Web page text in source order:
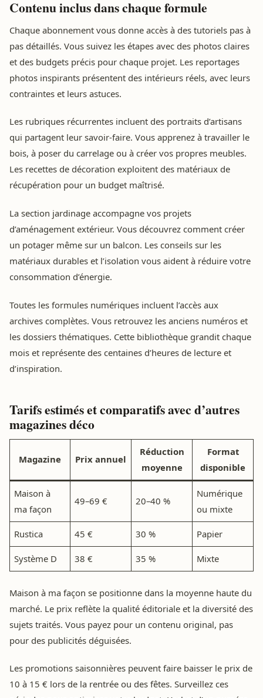
Contenu inclus dans chaque formule
Chaque abonnement vous donne accès à des tutoriels pas à
pas détaillés. Vous suivez les étapes avec des photos claires
et des budgets précis pour chaque projet. Les reportages
photos inspirants présentent des intérieurs réels, avec leurs
contraintes et leurs astuces.
Les rubriques récurrentes incluent des portraits d’artisans
qui partagent leur savoir-faire. Vous apprenez à travailler le
bois, à poser du carrelage ou à créer vos propres meubles.
Les recettes de décoration exploitent des matériaux de
récupération pour un budget maîtrisé.
La section jardinage accompagne vos projets
d’aménagement extérieur. Vous découvrez comment créer
un potager même sur un balcon. Les conseils sur les
matériaux durables et l’isolation vous aident à réduire votre
consommation d’énergie.
Toutes les formules numériques incluent l’accès aux
archives complètes. Vous retrouvez les anciens numéros et
les dossiers thématiques. Cette bibliothèque grandit chaque
mois et représente des centaines d’heures de lecture et
d’inspiration.
Tarifs estimés et comparatifs avec d’autres
magazines déco
Magazine Prix annuel
Réduction
moyenne
Format
disponible
Maison à
ma façon
49–69 € 20–40 %
Numérique
ou mixte
Rustica 45 € 30 % Papier
Système D 38 € 35 % Mixte
Maison à ma façon se positionne dans la moyenne haute du
marché. Le prix reflète la qualité éditoriale et la diversité des
sujets traités. Vous payez pour un contenu original, pas
pour des publicités déguisées.
Les promotions saisonnières peuvent faire baisser le prix de
10 à 15 € lors de la rentrée ou des fêtes. Surveillez ces